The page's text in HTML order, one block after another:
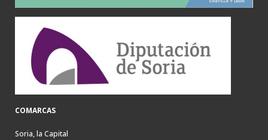
COMARCAS
Soria, la Capital